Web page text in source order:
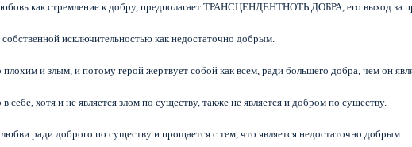
как стремление к добру, предполагает ТРАНСЦЕНДЕНТНОТЬ ДОБРА, его выход за
исключительностью как недостаточно добрым.
и злым, и потому герой жертвует собой как всем, ради большего добра, чем он
себе, хотя и не является злом по существу, также не является и добром по существу.
ради доброго по существу и прощается с тем, что является недостаточно добрым.